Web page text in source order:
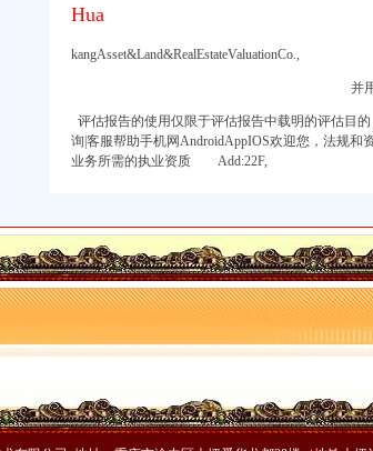
工商信息-启信宝
_工商信息-启信宝
告-中国采招网
购公告_中国招标网_
信息】-前程无忧官方
公司注册今题网
话_地址-58企业名录
Hua
kangAsset&Land&RealEstateValuationCo.,
并
评估报告的使用仅限于评估报告中载明的评估目的
询|客服帮助手机网AndroidAppIOS欢迎您，法规
业务所需的执业资质 Add:22F,